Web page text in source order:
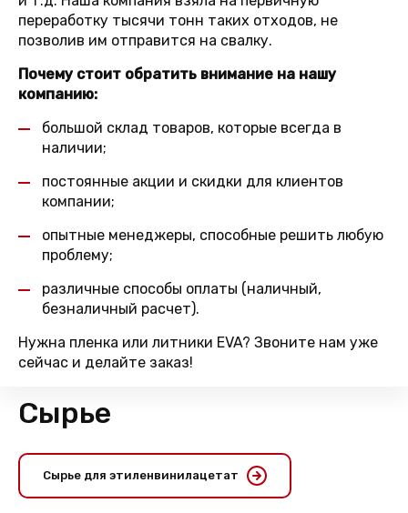
переработку тысячи тонн таких отходов, не
позволив им отправится на свалку.
Почему стоит обратить внимание на нашу
компанию:
большой склад товаров, которые всегда в
наличии;
постоянные акции и скидки для клиентов
компании;
опытные менеджеры, способные решить любую
проблему;
различные способы оплаты (наличный,
безналичный расчет).
Нужна пленка или литники EVA? Звоните нам уже
сейчас и делайте заказ!
Сырье
Сырье для этиленвинилацетат